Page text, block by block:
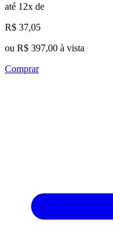
até 12x de
R$ 37,05
ou R$ 397,00 à vista
Comprar